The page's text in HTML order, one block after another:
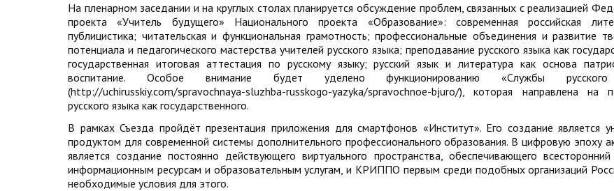
На пленарном заседании и на круглых столах планируется обсуждение проблем, связанных с реализацией
проекта «Учитель будущего» Национального проекта «Образование»: современная российская
публицистика; читательская и функциональная грамотность; профессиональные объединения и развитие
потенциала и педагогического мастерства учителей русского языка; преподавание русского языка как
государственная итоговая аттестация по русскому языку; русский язык и литература как основа
воспитание. Особое внимание будет уделено функционированию «Службы
(http://uchirusskiy.com/spravochnaya-sluzhba-russkogo-yazyka/spravochnoe-bjuro/), которая направлена на
русского языка как государственного.
В рамках Съезда пройдёт презентация приложения для смартфонов «Институт». Его создание является
продуктом для современной системы дополнительного профессионального образования. В цифровую эпоху
является создание постоянно действующего виртуального пространства, обеспечивающего
информационным ресурсам и образовательным услугам, и КРИППО первым среди подобных организаций
необходимые условия для этого.